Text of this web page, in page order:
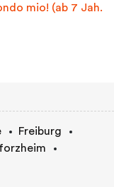
mio! (ab 7 Jah...
Freiburg